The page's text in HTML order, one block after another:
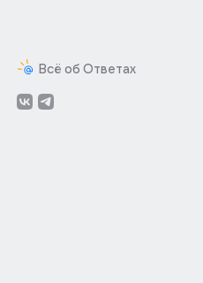
Всё об Ответах